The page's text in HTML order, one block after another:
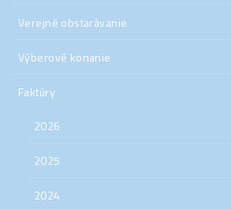
Verejné obstarávanie
Výberové konanie
Faktúry
2026
2025
2024